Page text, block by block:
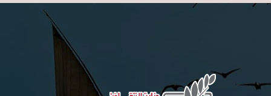
Skip to main content